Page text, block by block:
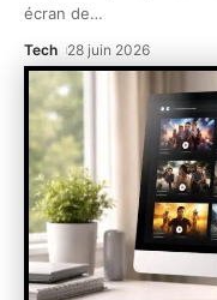
écran de…
Tech 28 juin 2026